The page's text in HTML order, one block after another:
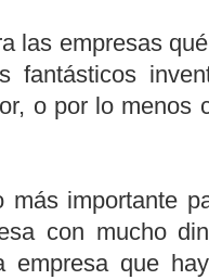
las empresas
fantásticos
o por lo menos
más importante
con mucho
empresa que